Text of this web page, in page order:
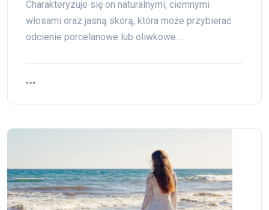
Charakteryzuje się on naturalnymi, ciemnymi
włosami oraz jasną skórą, która może przybierać
odcienie porcelanowe lub oliwkowe.…